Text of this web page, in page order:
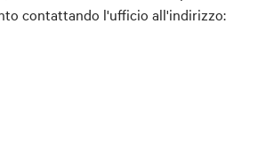
contattando l'ufficio all'indirizzo: